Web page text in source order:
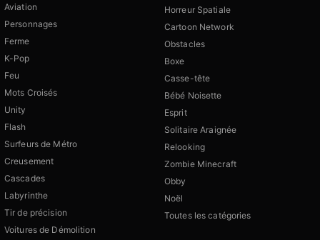
Aviation
Personnages
Ferme
K-Pop
Feu
Mots Croisés
Unity
Flash
Surfeurs de Métro
Creusement
Cascades
Labyrinthe
Tir de précision
Voitures de Démolition
Horreur Spatiale
Cartoon Network
Obstacles
Boxe
Casse-tête
Bébé Noisette
Esprit
Solitaire Araignée
Relooking
Zombie Minecraft
Obby
Noël
Toutes les catégories